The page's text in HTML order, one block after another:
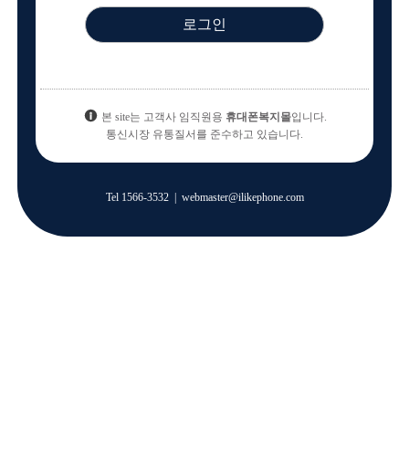
로그인
본 site는 고객사 임직원용 휴대폰복지몰입니다.
통신시장 유통질서를 준수하고 있습니다.
Tel 1566-3532| webmaster@ilikephone.com